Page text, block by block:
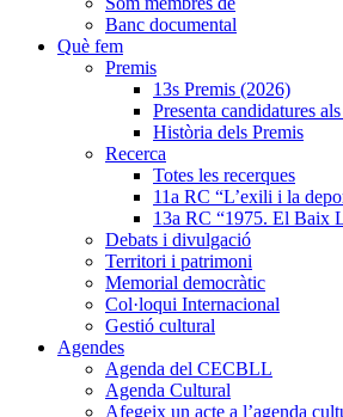
Banc documental
Què fem
Premis
13s Premis (2026)
Presenta candidatures
Història dels Premis
Recerca
Totes les recerques
11a RC “L’exili i la
13a RC “1975. El Baix
Debats i divulgació
Territori i patrimoni
Memorial democràtic
Col·loqui Internacional
Gestió cultural
Agendes
Agenda del CECBLL
Agenda Cultural
Afegeix un acte a l’agenda